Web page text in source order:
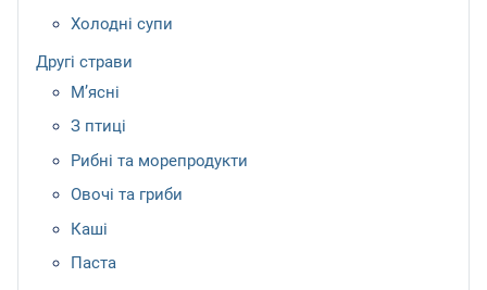
Холодні супи
Другі страви
М’ясні
З птиці
Рибні та морепродукти
Овочі та гриби
Каші
Паста